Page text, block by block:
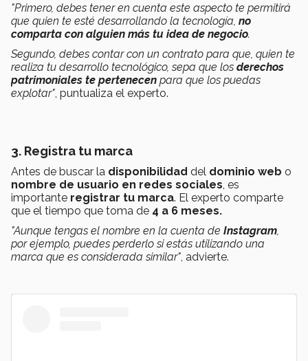
"Primero, debes tener en cuenta este aspecto te permitirá
que quien te esté desarrollando la tecnología, no
comparta con alguien más tu idea de negocio.
Segundo, debes contar con un contrato para que, quien te
realiza tu desarrollo tecnológico, sepa que los derechos
patrimoniales te pertenecen para que los puedas
explotar", puntualiza el experto.
3. Registra tu marca
Antes de buscar la disponibilidad del dominio web o
nombre de usuario en redes sociales, es
importante registrar tu marca. El experto comparte
que el tiempo que toma de 4 a 6 meses.
"Aunque tengas el nombre en la cuenta de Instagram,
por ejemplo, puedes perderlo si estás utilizando una
marca que es considerada similar", advierte.